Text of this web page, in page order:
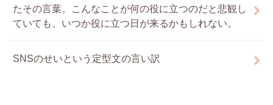
たその言葉。こんなことが何の役に立つのだと悲観し
ていても、いつか役に立つ日が来るかもしれない。
SNSのせいという定型文の言い訳